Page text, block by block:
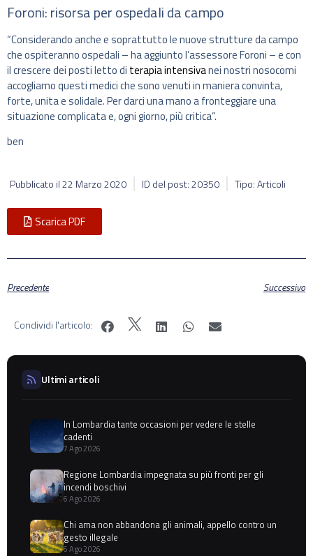
Foroni: risorsa per ospedali da campo
“Considerando anche e soprattutto le nuove strutture da campo
che ospiteranno ospedali – ha aggiunto l’assessore Foroni – e con
il crescere dei posti letto di terapia intensivanei nostri nosocomi
accogliamo questi medici che sono venuti in maniera convinta,
forte, unita e solidale. Per darci una mano a fronteggiare una
situazione complicata e, ogni giorno, più critica”.
ben
Pubblicato il22 Marzo 2020 ID del post: 20350 Tipo: Articoli
Scarica PDF
Precedente Successivo
Condividi l'articolo:
Ultimi articoli
In Lombardia tante occasioni per vedere le stelle
cadenti
7 Ago 2026
Regione Lombardia impegnata su più fronti per gli
incendi boschivi
6 Ago 2026
Chi ama non abbandona gli animali, appello contro un
gesto illegale
6 Ago 2026